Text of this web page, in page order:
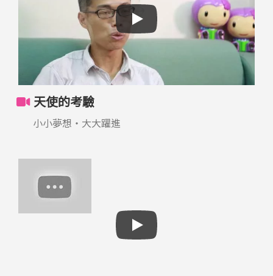
天使的考驗
小小夢想‧大大躍進